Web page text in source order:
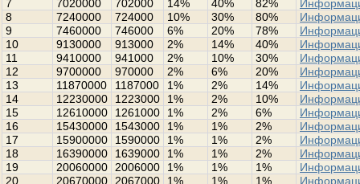
7
7020000 702000 14% 40% 82%
8
7240000 724000 10% 30% 80%
9
7460000 746000 6% 20% 78%
10
9130000 913000 2% 14% 40%
11
9410000 941000 2% 10% 30%
12
9700000 970000 2% 6% 20%
13
11870000 1187000 1% 2% 14%
14
12230000 1223000 1% 2% 10%
15
12610000 1261000 1% 2% 6%
16
15430000 1543000 1% 1% 2%
17
15900000 1590000 1% 1% 2%
18
16390000 1639000 1% 1% 2%
19
20060000 2006000 1% 1% 1%
20
20670000 2067000 1% 1% 1%